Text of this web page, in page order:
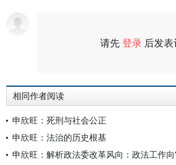
请先登录 后发
相同作者阅读
申欣旺：死刑与社会公正
申欣旺：法治的历史根基
申欣旺：解析政法委改革风向：政法工作向